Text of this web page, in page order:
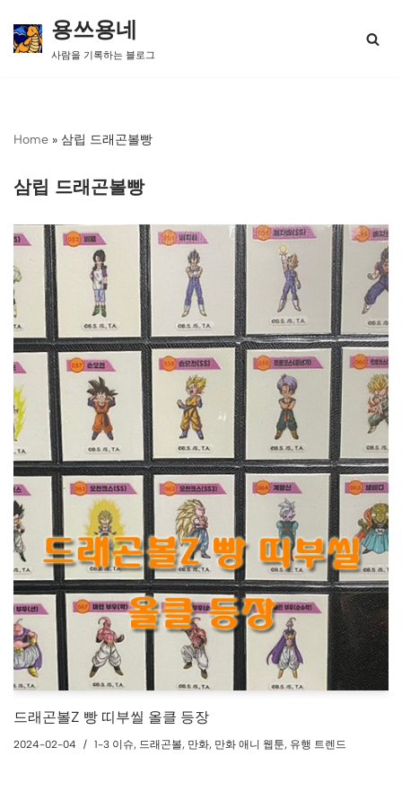
콘
너
용쓰용네
사람을 기록하는 블로그
Home » 삼립 드래곤볼빵
삼립 드래곤볼빵
드래곤볼Z 빵 띠부씰 올클 등장
2024-02-04 1-3 이슈, 드래곤볼, 만화, 만화 애니 웹툰, 유행 트렌드